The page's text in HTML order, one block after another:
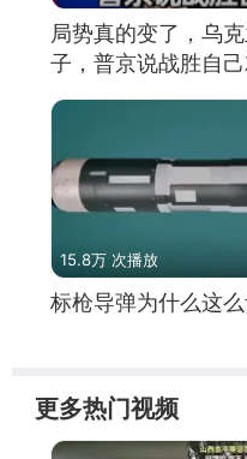
局势真的变了，乌
子，普京说战胜自己
15.8万 次播放
标枪导弹为什么这
更多热门视频